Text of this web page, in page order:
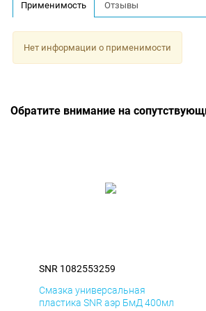
Применимость Отзывы
Нет информации о применимости
Обратите внимание на
SNR 1082553259
Смазка универсальная
пластика SNR аэр БмД 400мл